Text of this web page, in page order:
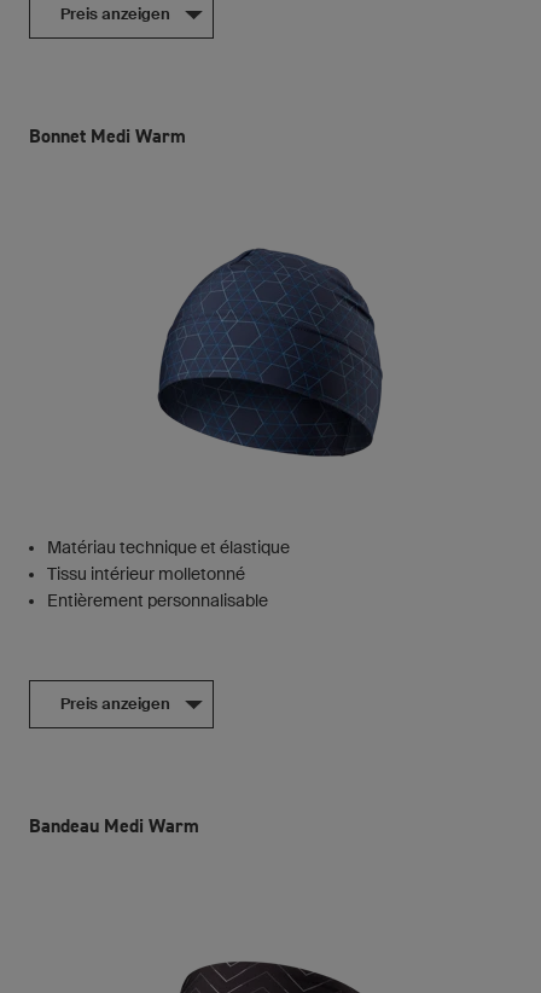
Preis anzeigen
Bonnet Medi Warm
Matériau technique et élastique
Tissu intérieur molletonné
Entièrement personnalisable
Preis anzeigen
Bandeau Medi Warm